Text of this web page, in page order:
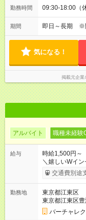
勤務時間 09:30-18:00（
期間 即日～長期 ※
気になる！
掲載元企業
アルバイト 職種未経験
給与
時給1,500円～
＼嬉しいWイ
×100円のイン
（規定あり）
雇用形態、給与
交通費別途
勤務地
東京都江東区
東京都江東区豊
バーチャレ